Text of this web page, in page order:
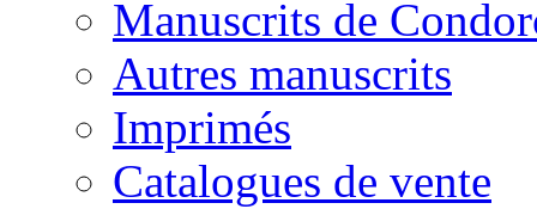
Manuscrits de
Autres manuscrits
Imprimés
Catalogues de vente